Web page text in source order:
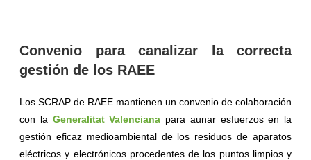
Convenio para canalizar la correcta
gestión de los RAEE
Los SCRAP de RAEE mantienen un convenio de colaboración
con la Generalitat Valenciana para aunar esfuerzos en la
gestión eficaz medioambiental de los residuos de aparatos
eléctricos y electrónicos procedentes de los puntos limpios y